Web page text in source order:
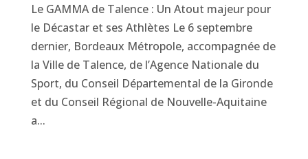
Le GAMMA de Talence : Un Atout majeur pour
le Décastar et ses Athlètes Le 6 septembre
dernier, Bordeaux Métropole, accompagnée de
la Ville de Talence, de l’Agence Nationale du
Sport, du Conseil Départemental de la Gironde
et du Conseil Régional de Nouvelle-Aquitaine
a...